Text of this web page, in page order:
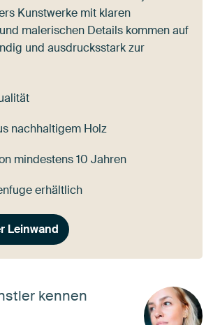
Kunstwerke mit klaren
malerischen Details kommen auf
und ausdrucksstark zur
nachhaltigem Holz
mindestens 10 Jahren
erhältlich
Leinwand
kennen